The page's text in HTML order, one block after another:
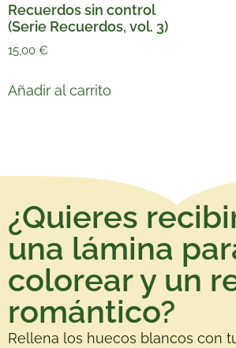
Recuerdos sin control
(Serie Recuerdos, vol. 3)
15,00 €
Añadir al carrito
¿Quieres
una lámina
colorear y un
romántico?
Rellena los huecos blancos con